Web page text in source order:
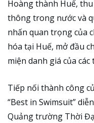
Hoàng thành Huế,
thông trong nước và
nhấn quan trọng của
hóa tại Huế, mở đầu
miện danh giá của
Tiếp nối thành công
“Best in Swimsuit”
Quảng trường Thời